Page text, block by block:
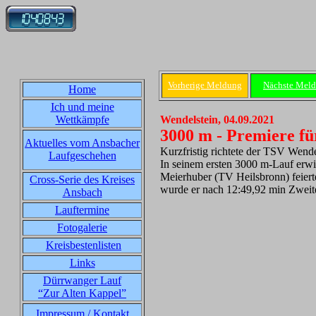
Home
Ich und meine
Wettkämpfe
Aktuelles vom Ansbacher
Laufgeschehen
Cross-Serie des Kreises
Ansbach
Lauftermine
Fotogalerie
Kreisbestenlisten
Links
Dürrwanger Lauf
“Zur Alten Kappel”
Impressum / Kontakt
Vorherige Meldung Nächste
Wendelstein, 04.09.2021
3000 m - Premiere
Kurzfristig richtete der TSV
In seinem ersten 3000 m-Lauf
Meierhuber (TV Heilsbronn)
wurde er nach 12:49,92 min